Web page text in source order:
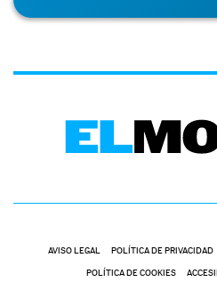
AVISO LEGAL POLÍTICA DE PRIVACIDAD
POLÍTICA DE COOKIES